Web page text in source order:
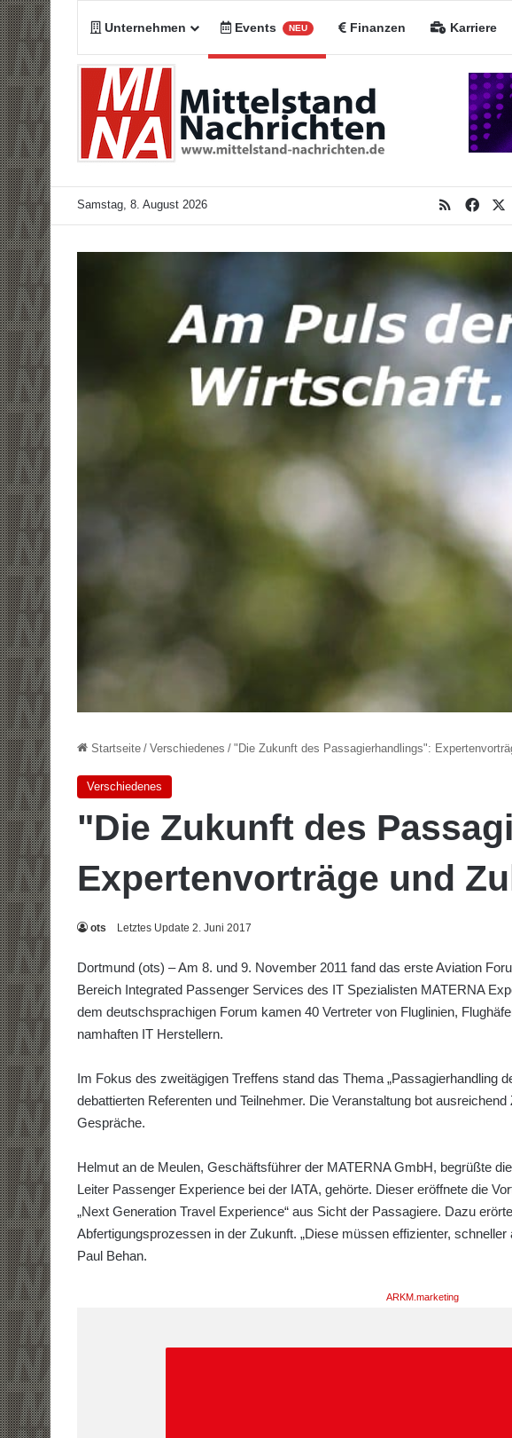
Unternehmen Events NEU Finanzen Karriere
Samstag, 8. August 2026 RSS
Startseite / Verschiedenes / "Die Zukunft des Passagierhandlings":
Verschiedenes
"Die Zukunft des
Expertenvorträge und
ots Letztes Update 2. Juni 2017
Dortmund (ots) – Am 8. und 9. November 2011 fand das erste Aviation
Bereich Integrated Passenger Services des IT Spezialisten MATERNA
dem deutschsprachigen Forum kamen 40 Vertreter von Fluglinien,
namhaften IT Herstellern.
Im Fokus des zweitägigen Treffens stand das Thema „Passagierhandling
debattierten Referenten und Teilnehmer. Die Veranstaltung bot
Gespräche.
Helmut an de Meulen, Geschäftsführer der MATERNA GmbH, begrüßte
Leiter Passenger Experience bei der IATA, gehörte. Dieser eröffnete die
„Next Generation Travel Experience“ aus Sicht der Passagiere. Dazu
Abfertigungsprozessen in der Zukunft. „Diese müssen effizienter,
Paul Behan.
ARKM.marketing